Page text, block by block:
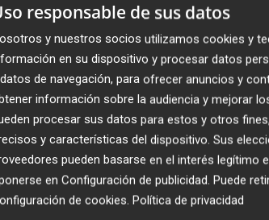
responsable de sus datos
y nuestros socios utilizamos cookies y
en su dispositivo y procesar datos
de navegación, para ofrecer anuncios y
información sobre la audiencia y mejorar
procesar sus datos para estos y otros
y características del dispositivo. Sus
pueden basarse en el interés legítimo
en Configuración de publicidad. Puede
de cookies. Política de privacidad